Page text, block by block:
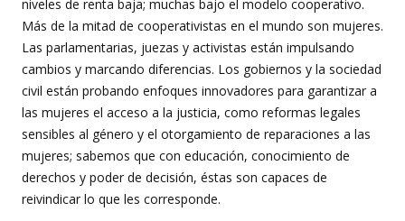
niveles de renta baja; muchas bajo el modelo cooperativo.
Más de la mitad de cooperativistas en el mundo son mujeres.
Las parlamentarias, juezas y activistas están impulsando
cambios y marcando diferencias. Los gobiernos y la sociedad
civil están probando enfoques innovadores para garantizar a
las mujeres el acceso a la justicia, como reformas legales
sensibles al género y el otorgamiento de reparaciones a las
mujeres; sabemos que con educación, conocimiento de
derechos y poder de decisión, éstas son capaces de
reivindicar lo que les corresponde.